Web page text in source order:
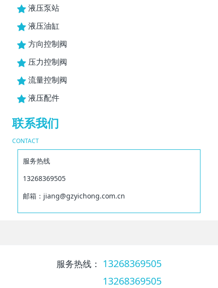
液压泵站
液压油缸
方向控制阀
压力控制阀
流量控制阀
液压配件
联系我们
CONTACT
服务热线
13268369505
邮箱：jiang@gzyichong.com.cn
服务热线： 13268369505
13268369505